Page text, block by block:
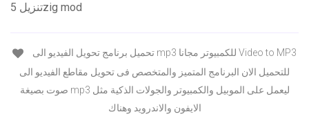
تنزيل 5zig mod
للتحميل الان البرنامج المتميز والمتخصص فى تحويل مقاطع الفيديو الى
صوت بصيغة mp3 ليعمل على الموبيل والكمبيوتر والجولات الذكية مثل
الايفون والاندرويد وهناك